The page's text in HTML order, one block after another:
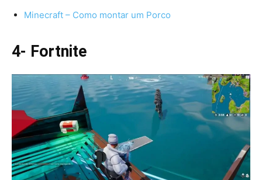
Minecraft – Como montar um Porco
4- Fortnite